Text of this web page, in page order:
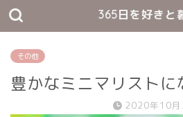
365日を好きと
その他
豊かなミニマリストに
2020年10月